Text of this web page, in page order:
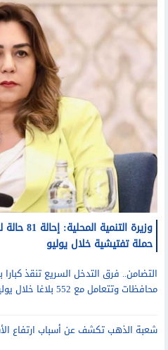
مال وأعمال
حملة تفتيشية خلال يوليو
محافظات وتتعامل مع 552 بلاغا خلال يوليو الماضي